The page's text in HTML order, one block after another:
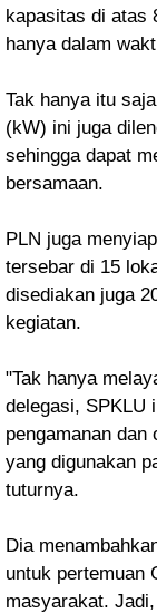
kapasitas di atas
hanya dalam
Tak hanya itu
(kW) ini juga
sehingga dapat
bersamaan.
PLN juga
tersebar di 15
disediakan juga
kegiatan.
"Tak hanya
delegasi, SPKLU
pengamanan
yang digunakan
tuturnya.
Dia
untuk pertemuan
masyarakat.